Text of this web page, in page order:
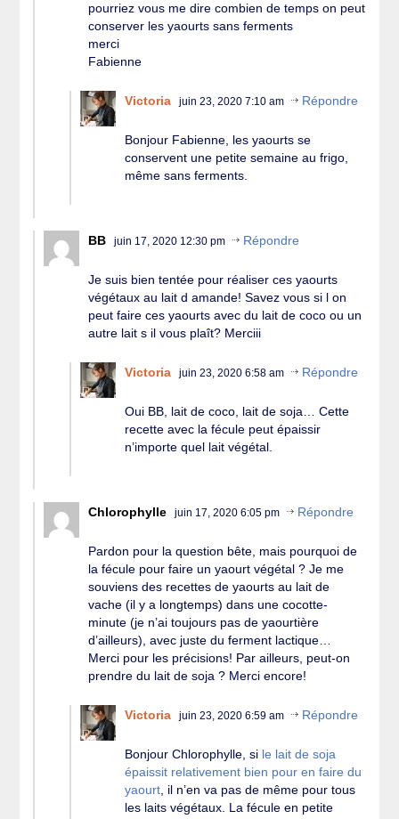
pourriez vous me dire combien de temps on peut
conserver les yaourts sans ferments
merci
Fabienne
Victoria juin 23, 2020 7:10 am Répondre
Bonjour Fabienne, les yaourts se
conservent une petite semaine au frigo,
même sans ferments.
BB juin 17, 2020 12:30 pm Répondre
Je suis bien tentée pour réaliser ces yaourts
végétaux au lait d amande! Savez vous si l on
peut faire ces yaourts avec du lait de coco ou un
autre lait s il vous plaît? Merciii
Victoria juin 23, 2020 6:58 am Répondre
Oui BB, lait de coco, lait de soja… Cette
recette avec la fécule peut épaissir
n’importe quel lait végétal.
Chlorophylle juin 17, 2020 6:05 pm Répondre
Pardon pour la question bête, mais pourquoi de
la fécule pour faire un yaourt végétal ? Je me
souviens des recettes de yaourts au lait de
vache (il y a longtemps) dans une cocotte-
minute (je n’ai toujours pas de yaourtière
d’ailleurs), avec juste du ferment lactique…
Merci pour les précisions! Par ailleurs, peut-on
prendre du lait de soja ? Merci encore!
Victoria juin 23, 2020 6:59 am Répondre
Bonjour Chlorophylle, si le lait de soja
épaissit relativement bien pour en faire du
yaourt , il n’en va pas de même pour tous
les laits végétaux. La fécule en petite